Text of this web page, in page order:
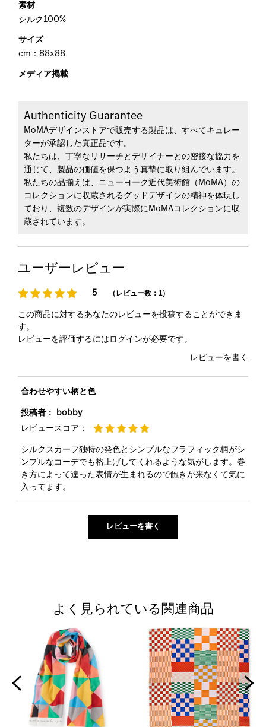
素材
シルク100%
サイズ
cm：88x88
メディア掲載
Authenticity Guarantee
MoMAデザインストアで販売する製品は、すべてキュレー
ターが承認した真正品です。
私たちは、丁寧なリサーチとデザイナーとの密接な協力を
通じて、製品の価値を保つよう真摯に取り組んでいます。
私たちの品揃えは、ニューヨーク近代美術館（MoMA）の
コレクションに収蔵されるグッドデザインの精神を体現し
ており、複数のデザインが実際にMoMAコレクションに収
蔵されています。
ユーザーレビュー
5 （レビュー数：1）
この商品に対するあなたのレビューを投稿することができま
す。
レビューを評価するには ログインが必要です。
レビューを書く
合わせやすい柄と色
投稿者：
bobby
レビュースコア：
シルクスカーフ独特の発色とシンプルなフラフィック柄がシ
ンプルなコーデでも格上げしてくれるような気がします。巻
き方によって違った表情が生まれるので飽きが来なくて気に
入ってます。
よく見られている関連商品